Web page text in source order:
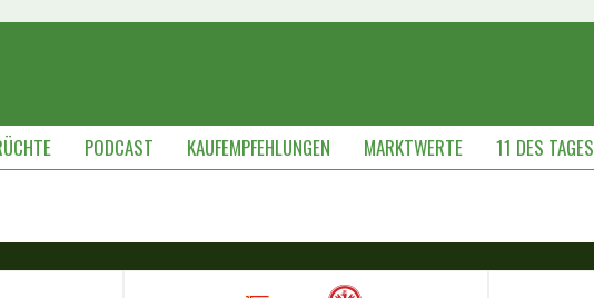
PODCAST KAUFEMPFEHLUNGEN MARKTWERTE 11 DES TAGES